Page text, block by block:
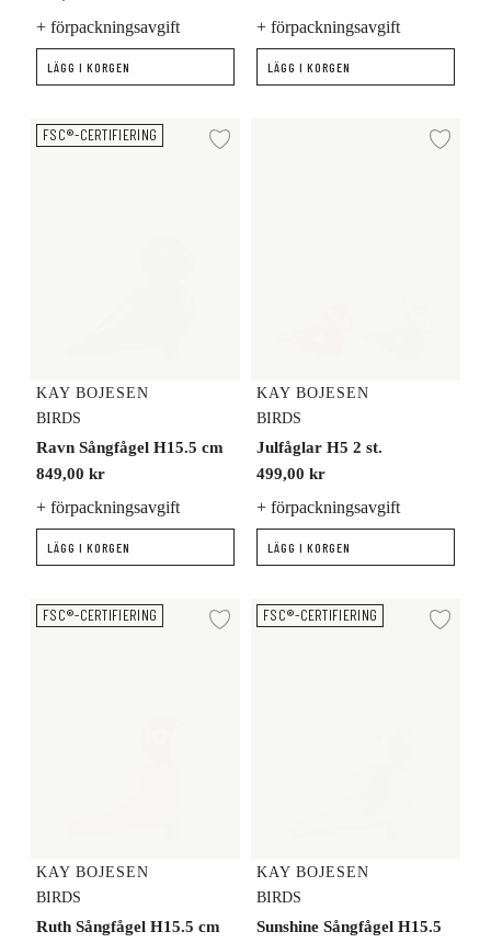
+ förpackningsavgift
LÄGG I KORGEN
+ förpackningsavgift
LÄGG I KORGEN
Ravn Sångfågel H15.5 cm
FSC®-CERTIFIERING
Lägg till i önskelista
KAY BOJESEN
BIRDS
Ravn Sångfågel H15.5 cm
849,00 kr
+ förpackningsavgift
LÄGG I KORGEN
KAY BOJESEN
BIRDS
Julfåglar H5 2 st.
499,00 kr
+ förpackningsavgift
LÄGG I KORGEN
Ruth Sångfågel H15.5 cm
FSC®-CERTIFIERING
Lägg till i önskelista
KAY BOJESEN
BIRDS
Ruth Sångfågel H15.5 cm
Sunshine Sångfågel H15.5 cm
FSC®-CERTIFIERING
KAY BOJESEN
BIRDS
Sunshine Sångfågel H15.5